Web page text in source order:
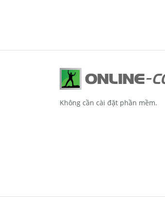
Không cần cài đặt phần mềm.